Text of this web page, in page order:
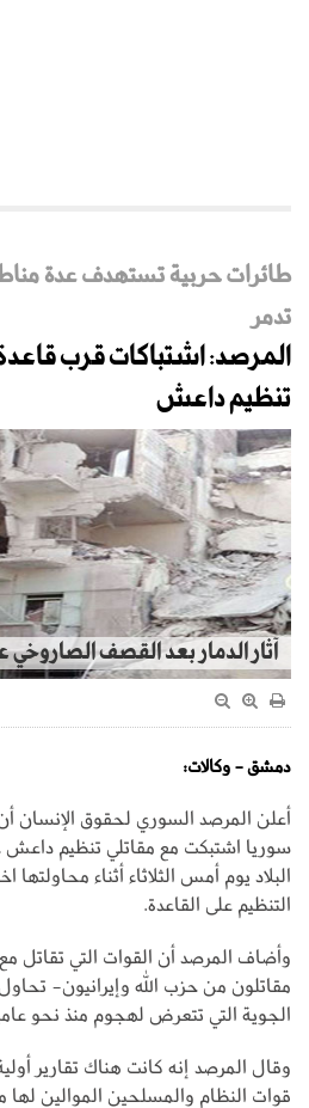
طائرات حربية تستهدف عدة
تدمر
المرصد: اشتباكات قرب
تنظيم داعش
آثار الدمار بعد القصف الصاروخي
دمشق - وكالات:
أعلن المرصد السوري لحقوق الإنسان
سوريا اشتبكت مع مقاتلي تنظيم
البلاد يوم أمس الثلاثاء أثناء
التنظيم على القاعدة.
وأضاف المرصد أن القوات التي تقاتل
مقاتلون من حزب الله وإيرانيون-
الجوية التي تتعرض لهجوم منذ نحو
وقال المرصد إنه كانت هناك تقارير
قوات النظام والمسلحين الموالين لها